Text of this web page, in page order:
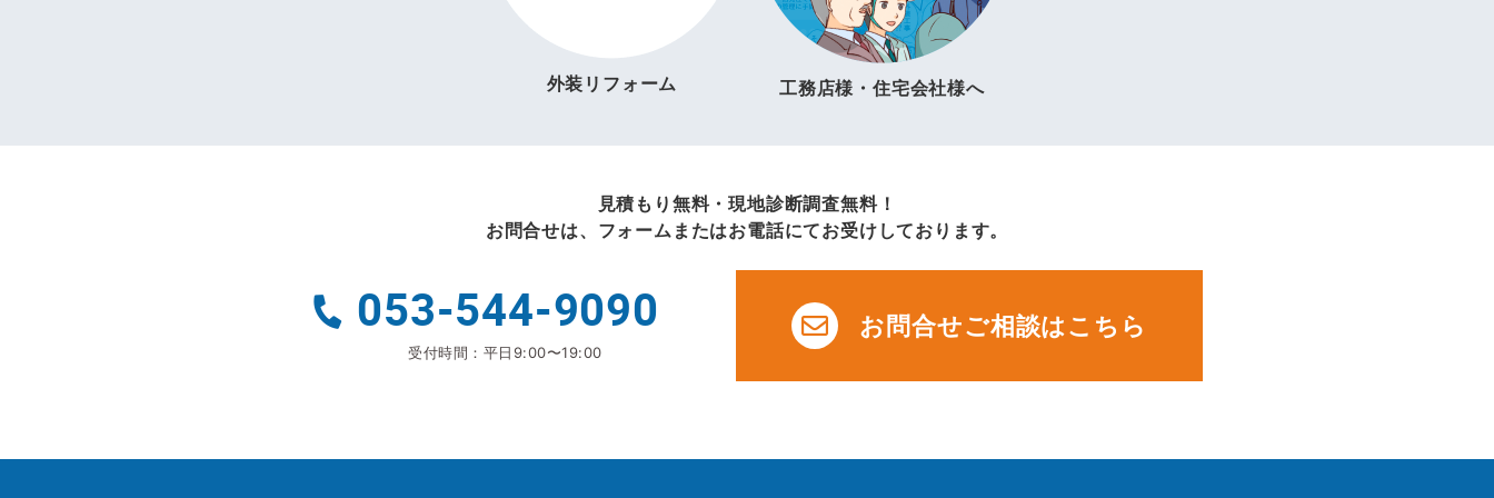
外装リフォーム 工務店様・住宅会社様へ
見積もり無料・現地診断調査無料！
お問合せは、フォームまたはお電話にてお受けしております。
053-544-9090
受付時間：平日9:00〜19:00
お問合せご相談はこちら